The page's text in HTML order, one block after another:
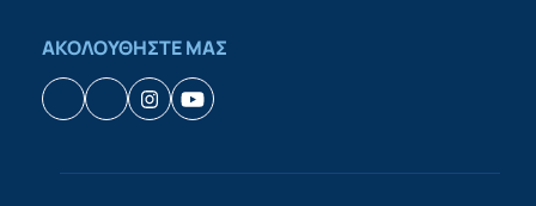
ΑΚΟΛΟΥΘΗΣΤΕ ΜΑΣ
Facebook
HouzzInstagram
YouTube